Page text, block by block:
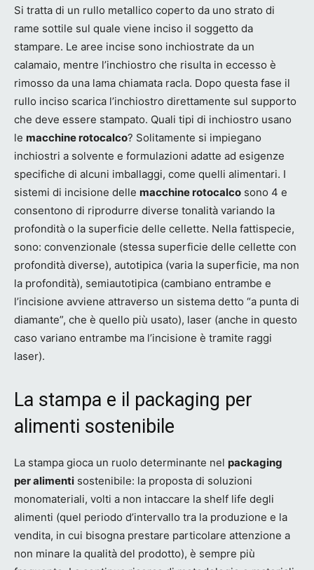
Si tratta di un rullo metallico coperto da uno strato di
rame sottile sul quale viene inciso il soggetto da
stampare. Le aree incise sono inchiostrate da un
calamaio, mentre l’inchiostro che risulta in eccesso è
rimosso da una lama chiamata racla. Dopo questa fase il
rullo inciso scarica l’inchiostro direttamente sul supporto
che deve essere stampato. Quali tipi di inchiostro usano
le macchine rotocalco? Solitamente si impiegano
inchiostri a solvente e formulazioni adatte ad esigenze
specifiche di alcuni imballaggi, come quelli alimentari. I
sistemi di incisione delle macchine rotocalco sono 4 e
consentono di riprodurre diverse tonalità variando la
profondità o la superficie delle cellette. Nella fattispecie,
sono: convenzionale (stessa superficie delle cellette con
profondità diverse), autotipica (varia la superficie, ma non
la profondità), semiautotipica (cambiano entrambe e
l’incisione avviene attraverso un sistema detto “a punta di
diamante”, che è quello più usato), laser (anche in questo
caso variano entrambe ma l’incisione è tramite raggi
laser).
La stampa e il packaging per
alimenti sostenibile
La stampa gioca un ruolo determinante nel packaging
per alimenti sostenibile: la proposta di soluzioni
monomateriali, volti a non intaccare la shelf life degli
alimenti (quel periodo d’intervallo tra la produzione e la
vendita, in cui bisogna prestare particolare attenzione a
non minare la qualità del prodotto), è sempre più